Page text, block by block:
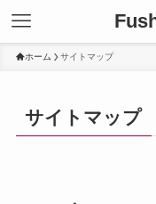
ホーム サイトマップ
サイトマップ